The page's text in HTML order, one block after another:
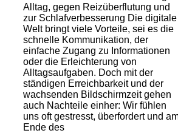
Alltag, gegen Reizüberflutung und
zur Schlafverbesserung Die digitale
Welt bringt viele Vorteile, sei es die
schnelle Kommunikation, der
einfache Zugang zu Informationen
oder die Erleichterung von
Alltagsaufgaben. Doch mit der
ständigen Erreichbarkeit und der
wachsenden Bildschirmzeit gehen
auch Nachteile einher: Wir fühlen
uns oft gestresst, überfordert und
Ende des